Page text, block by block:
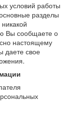
условий работы
разделы
Вы сообщаете о
настоящему
даете свое